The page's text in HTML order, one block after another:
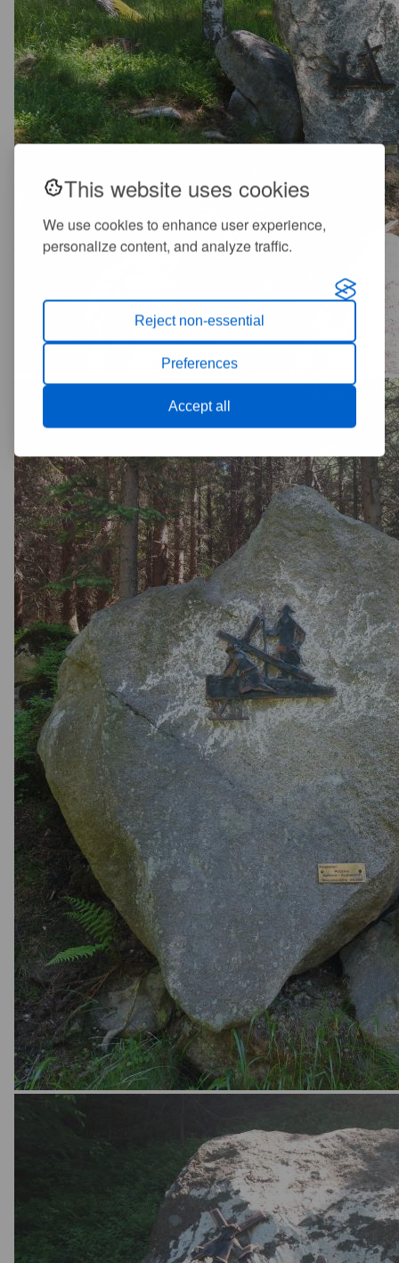
This website uses cookies
We use cookies to enhance user experience,
personalize content, and analyze traffic.
Reject non-essential
Preferences
Accept all